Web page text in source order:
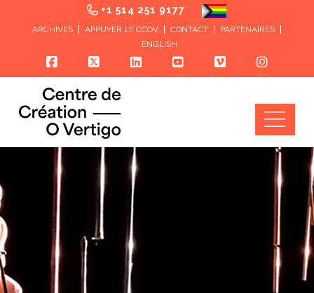
+1 514 251 9177
ARCHIVES APPUYER LE CCOV CONTACT
PARTENAIRES
ENGLISH